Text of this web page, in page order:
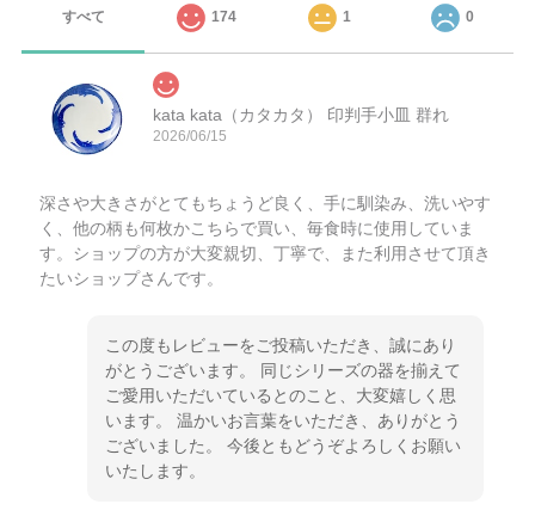
すべて 174 1 0
kata kata（カタカタ） 印判手小皿 群れ
2026/06/15
深さや大きさがとてもちょうど良く、手に馴染み、洗いやす
く、他の柄も何枚かこちらで買い、毎食時に使用していま
す。ショップの方が大変親切、丁寧で、また利用させて頂き
たいショップさんです。
この度もレビューをご投稿いただき、誠にあり
がとうございます。 同じシリーズの器を揃えて
ご愛用いただいているとのこと、大変嬉しく思
います。 温かいお言葉をいただき、ありがとう
ございました。 今後ともどうぞよろしくお願い
いたします。